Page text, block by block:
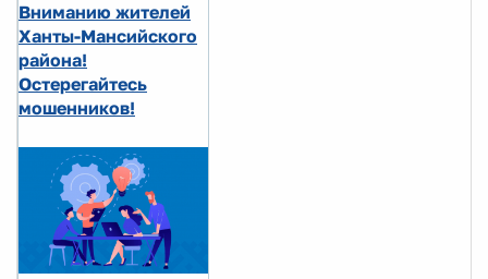
Вниманию жителей
Ханты-Мансийского
района!
Остерегайтесь
мошенников!